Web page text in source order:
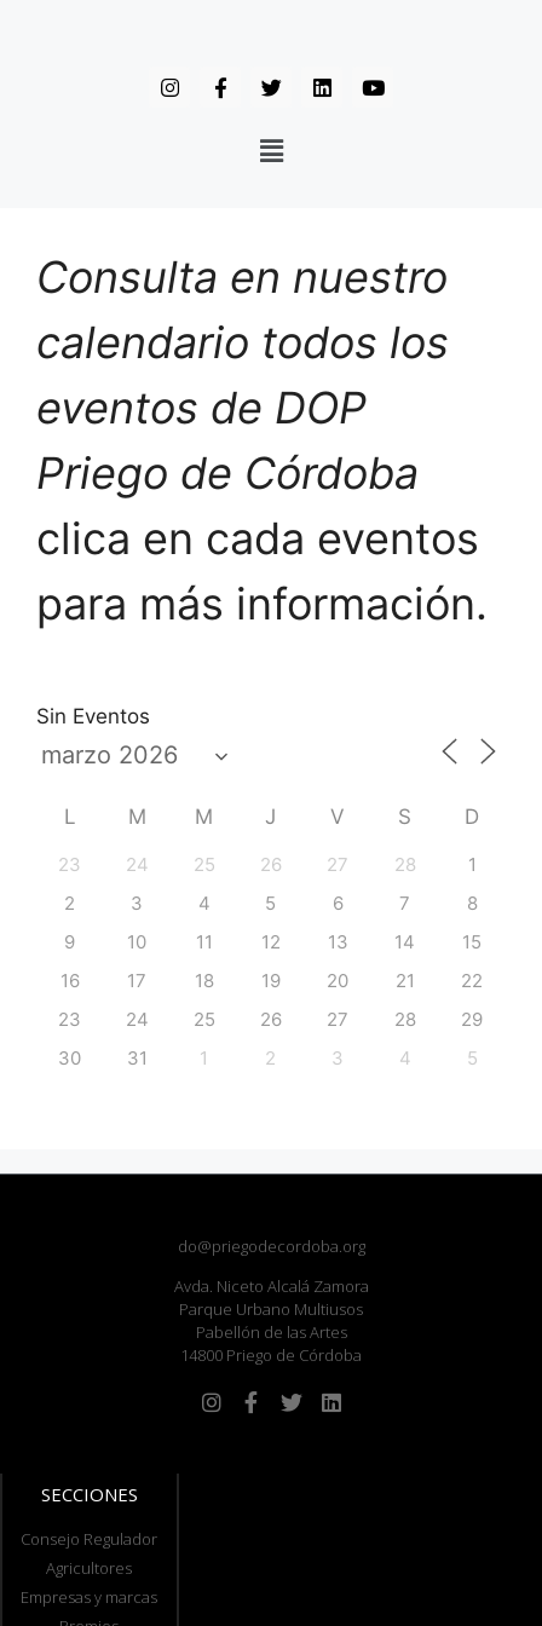
Consulta en nuestro
calendario todos los
eventos de DOP
Priego de Córdoba
clica en cada eventos
para más información.
Sin Eventos
L M M J V S D
23 24 25 26 27 28
1
2
3 4 5 6 7
8
9
10 11 12 13 14
15
16
17 18 19 20 21
22
23
24 25 26 27 28
29
30
31 1 2 3 4 5
do@priegodecordoba.org
Avda. Niceto Alcalá Zamora
Parque Urbano Multiusos
Pabellón de las Artes
14800 Priego de Córdoba
SECCIONES
Consejo Regulador
Agricultores
Empresas y marcas